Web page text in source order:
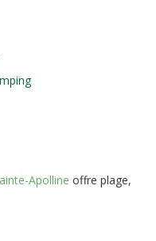
Apolline offre plage,